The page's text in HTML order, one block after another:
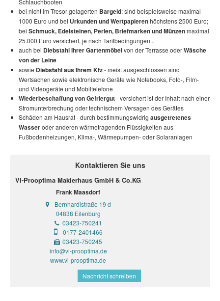
Schlauchbooten
bei nicht im Tresor gelagerten Bargeld; sind beispielsweise maximal
1000 Euro und bei Urkunden und Wertpapierenhöchstens 2500 Euro;
bei Schmuck, Edelsteinen, Perlen, Briefmarken und Münzenmaximal
25.000 Euro versichert, je nach Tarifbedingungen...
auch bei Diebstahl Ihrer Gartenmöbelvon der Terrasse oderWäsche
von der Leine
sowie Diebstahl aus Ihrem Kfz- meist ausgeschlossen sind
Wertsachen sowie elektronische Geräte wie Notebooks, Foto-, Film-
und Videogeräte und Mobiltelefone
Wiederbeschaffung von Gefriergut- versichert ist der Inhalt nach einer
Stromunterbrechung oder technischem Versagen des Gerätes
Schäden am Hausrat - durch bestimmungswidrig ausgetretenes
Wasseroder anderen wärmetragenden Flüssigkeiten aus
Fußbodenheizungen, Klima-, Wärmepumpen- oder Solaranlagen
Kontaktieren Sie uns
VI-Prooptima Maklerhaus GmbH & Co.KG
Frank Maasdorf
Bernhardistraße 19 d
04838 Eilenburg
03423-750241
0177-2401466
03423-750245
info@vi-prooptima.de
www.vi-prooptima.de
Nachricht schreiben